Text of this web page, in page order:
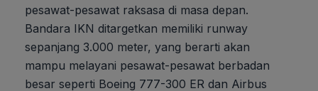
pesawat-pesawat raksasa di masa depan.
Bandara IKN ditargetkan memiliki runway
sepanjang 3.000 meter, yang berarti akan
mampu melayani pesawat-pesawat berbadan
besar seperti Boeing 777-300 ER dan Airbus